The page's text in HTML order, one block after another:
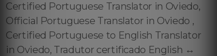
Certified Portuguese Translator in Oviedo,
Official Portuguese Translator in Oviedo ,
Certified Portuguese to English Translator
in Oviedo, Tradutor certificado English ↔️